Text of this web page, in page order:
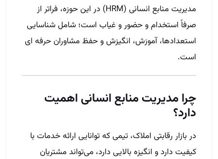
مدیریت منابع انسانی (HRM) در این حوزه، فراتر از
صرفاً استخدام و حضور و غیاب است؛ شامل شناسایی
استعدادها، آموزش، انگیزش و حفظ مشاوران حرفه‌ ای
است.
چرا مدیریت منابع انسانی اهمیت
دارد؟
در بازار رقابتی املاک، تیمی که توانایی ارائه خدمات با
کیفیت دارد و انگیزه بالایی دارد، می‌تواند مشتریان